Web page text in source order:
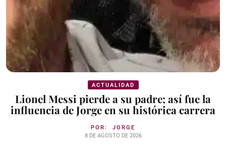
ACTUALIDAD
Lionel Messi pierde a su padre; así fue la
influencia de Jorge en su histórica carrera
POR: JORGE
8 DE AGOSTO DE 2026